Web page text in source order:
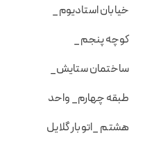
خیابان استادیوم_
کوچه پنجم_
ساختمان ستایش_
طبقه چهارم_ واحد
هشتم _اتوبار گلایل